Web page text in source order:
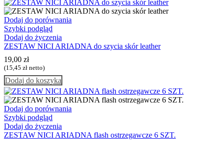
Dodaj do porównania
Szybki podgląd
Dodaj do życzenia
ZESTAW NICI ARIADNA do szycia skór leather
19,00 zł
(15,45 zł netto)
Dodaj do koszyka
Dodaj do porównania
Szybki podgląd
Dodaj do życzenia
ZESTAW NICI ARIADNA flash ostrzegawcze 6 SZT.